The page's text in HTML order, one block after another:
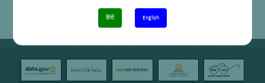
हिंदी English